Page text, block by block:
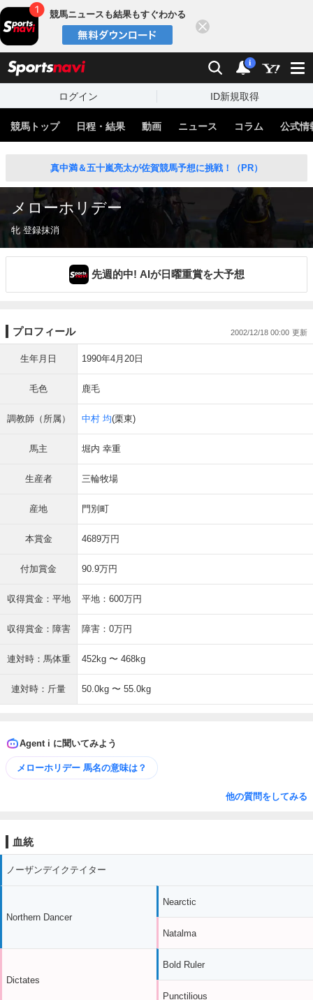
競馬ニュースも結果もすぐわかる
検索 通知
i
ログイン ID新規取得
競馬トップ 日程・結果 動画 ニュース コラム 公式情
真中満＆五十嵐亮太が佐賀競馬予想に挑戦！（PR）
メローホリデー
牝 登録抹消
先週的中! AIが日曜重賞を大予想
プロフィール 2002/12/18 00:00
生年月日 1990年4月20日
毛色 鹿毛
調教師（所属） 中村 均(栗東)
馬主 堀内 幸重
生産者 三輪牧場
産地 門別町
本賞金 4689万円
付加賞金 90.9万円
収得賞金：平地 平地：600万円
収得賞金：障害 障害：0万円
連対時：馬体重 452kg 〜 468kg
連対時：斤量 50.0kg 〜 55.0kg
Agent i に聞いてみよう
メローホリデー 馬名の意味は？
他の質問をしてみる
血統
ノーザンデイクテイター
Northern Dancer
Dictates
Nearctic
Natalma
Bold Ruler
Punctilious